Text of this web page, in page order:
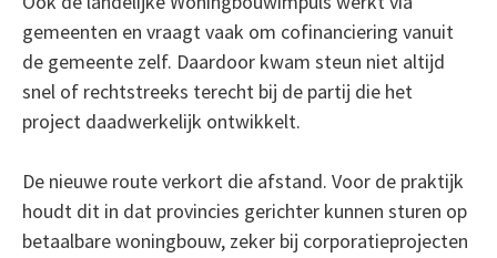
gemeenten en vraagt vaak om cofinanciering vanuit
de gemeente zelf. Daardoor kwam steun niet altijd
snel of rechtstreeks terecht bij de partij die het
project daadwerkelijk ontwikkelt.
De nieuwe route verkort die afstand. Voor de praktijk
houdt dit in dat provincies gerichter kunnen sturen op
betaalbare woningbouw, zeker bij corporatieprojecten